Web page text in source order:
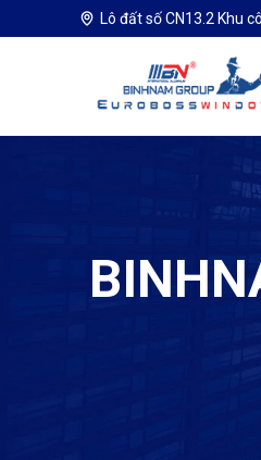
Lô đất số CN13.2 Khu